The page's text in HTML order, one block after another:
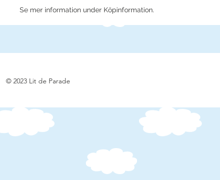
Se mer information under Köpinformation.
© 2023 Lit de Parade